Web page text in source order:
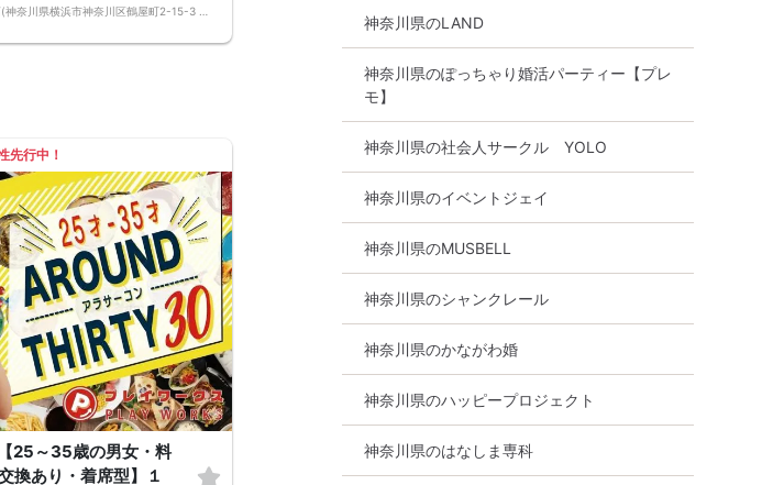
先行中！
25～35歳の男女・料
換あり・着席型】１
神奈川県のLAND
神奈川県のぽっちゃり婚活パーティー【プレ
モ】
神奈川県の社会人サークル YOLO
神奈川県のイベントジェイ
神奈川県のMUSBELL
神奈川県のシャンクレール
神奈川県のかながわ婚
神奈川県のハッピープロジェクト
神奈川県のはなしま専科